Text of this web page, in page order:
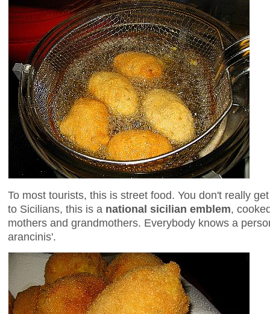
To most tourists, this is street food. You don't really
to Sicilians, this is a national sicilian emblem,
mothers and grandmothers. Everybody knows a
arancinis'.